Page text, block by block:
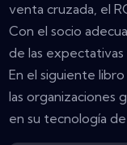
venta cruzada, el
Con el socio
de las expectativas
En el siguiente
las organizaciones
en su tecnología